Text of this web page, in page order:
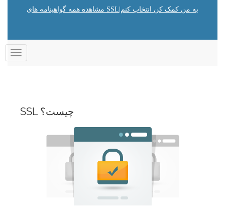
مشاهده همه گواهینامه های SSL به من کمک کن انتخاب کنم
تغییر
وضعیت
SSL چیست؟